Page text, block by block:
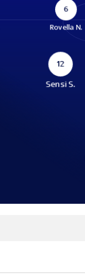
6
Rovella N.
12
Sensi S.